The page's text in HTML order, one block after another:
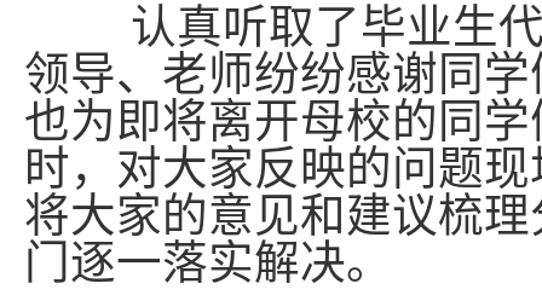
认真听取了毕业生代
领导、老师纷纷感谢同
也为即将离开母校的同
时，对大家反映的问题
将大家的意见和建议梳
门逐一落实解决。